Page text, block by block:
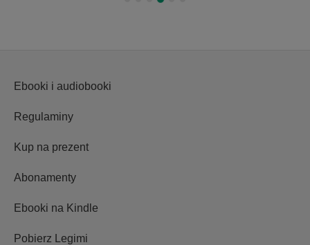
Ebooki i audiobooki
Regulaminy
Kup na prezent
Abonamenty
Ebooki na Kindle
Pobierz Legimi